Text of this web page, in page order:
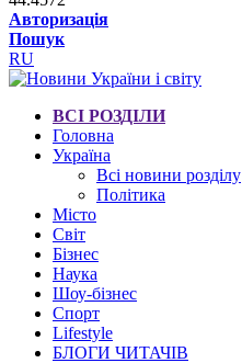
Авторизація
Пошук
RU
ВСІ РОЗДІЛИ
Головна
Україна
Всі новини розділу
Політика
Місто
Світ
Бізнес
Наука
Шоу-бізнес
Спорт
Lifestyle
БЛОГИ ЧИТАЧІВ